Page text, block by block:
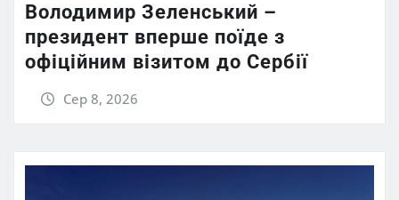
Володимир Зеленський –
президент вперше поїде з
офіційним візитом до Сербії
Сер 8, 2026